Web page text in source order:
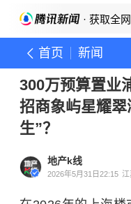
· 获取全
首页 新闻
300万预算置业
招商象屿星耀
生”？
地产k线
2026年5月31日22:15 江